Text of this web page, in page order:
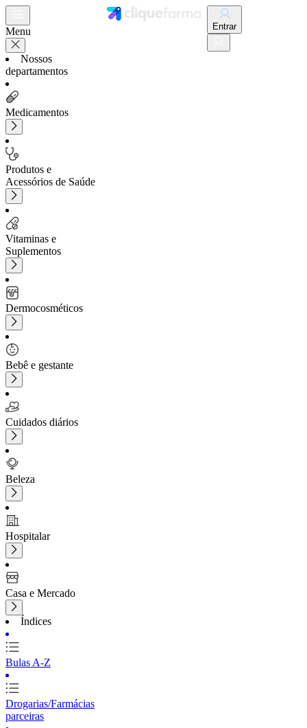
Menu
Nossos
departamentos
Medicamentos
Produtos e
Acessórios de Saúde
Vitaminas e
Suplementos
Dermocosméticos
Bebê e gestante
Cuidados diários
Beleza
Hospitalar
Casa e Mercado
Índices
Bulas A-Z
Drogarias/Farmácias
parceiras
Entrar